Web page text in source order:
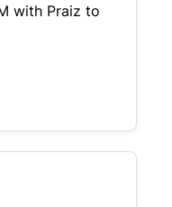
with Praiz to